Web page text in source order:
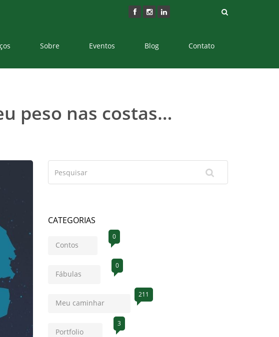
Sobre Eventos Blog Contato
peso nas costas…
CATEGORIAS
Contos
0
Fábulas
0
Meu caminhar
211
Portfolio
3